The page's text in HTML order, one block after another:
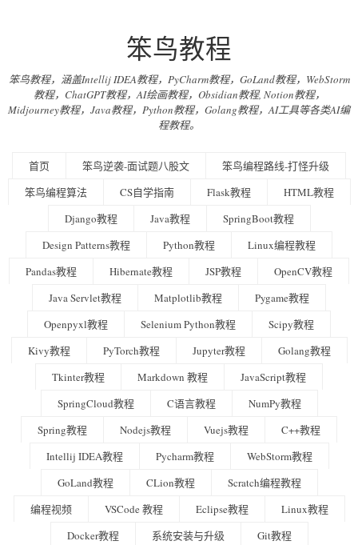
笨鸟教程
笨鸟教程，涵盖Intellij IDEA教程，PyCharm教程，GoLand教程，WebStorm
教程，ChatGPT教程，AI绘画教程，Obsidian教程, Notion教程，
Midjourney教程，Java教程，Python教程，Golang教程，AI工具等各类AI编
程教程。
首页 笨鸟逆袭-面试题八股文
笨鸟编程路线-打怪升级
笨鸟编程算法
CS自学指南 Flask教程
HTML教程
Django教程
Java教程
SpringBoot教程
Design Patterns教程
Python教程
Linux编程教程
Pandas教程
Hibernate教程 JSP教程
OpenCV教程
Java Servlet教程
Matplotlib教程
Pygame教程
Openpyxl教程
Selenium Python教程
Scipy教程
Kivy教程
PyTorch教程 Jupyter教程
Golang教程
Tkinter教程
Markdown 教程
JavaScript教程
SpringCloud教程
C语言教程
NumPy教程
Spring教程
Nodejs教程 Vuejs教程
C++教程
Intellij IDEA教程
Pycharm教程
WebStorm教程
GoLand教程
CLion教程
Scratch编程教程
编程视频
VSCode 教程 Eclipse教程
Linux教程
Docker教程
系统安装与升级 Git教程